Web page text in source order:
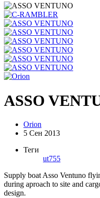
ASSO
Orion
5 Сен 2013
Теги
ut755
Supply boat Asso Ventuno
during aproach to site and
design.